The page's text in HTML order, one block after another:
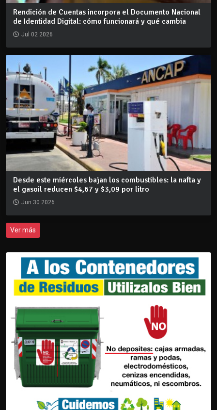
Rendición de Cuentas incorpora el Documento Nacional
de Identidad Digital: cómo funcionará y qué cambia
Jul 02 2026
Desde este miércoles bajan los combustibles: la nafta y
el gasoil reducen $4,67 y $3,09 por litro
Jun 30 2026
Ver más